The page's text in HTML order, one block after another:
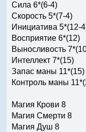
Сила 6*(6-4)
Скорость 5*(7-4)
Инициатива 5*(12-
Восприятие 6*(12)
Выносливость
Интеллект 7*(15)
Запас маны 11*(15)
Контроль маны
Магия Крови 8
Магия Смерти 8
Магия Душ 8